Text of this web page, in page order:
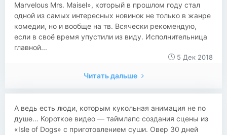
Marvelous Mrs. Maisel», который в прошлом году стал
одной из самых интересных новинок не только в жанре
комедии, но и вообще на тв. Всячески рекомендую,
если в своё время упустили из виду. Исполнительница
главной...
5 Дек 2018
Читать дальше
А ведь есть люди, которым кукольная анимация не по
душе… Короткое видео — таймлапс создания сцены из
«Isle of Dogs» с приготовлением суши. Овер 30 дней